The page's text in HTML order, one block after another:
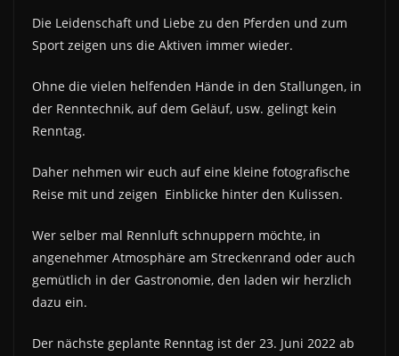
Die Leidenschaft und Liebe zu den Pferden und zum
Sport zeigen uns die Aktiven immer wieder.
Ohne die vielen helfenden Hände in den Stallungen, in
der Renntechnik, auf dem Geläuf, usw. gelingt kein
Renntag.
Daher nehmen wir euch auf eine kleine fotografische
Reise mit und zeigen Einblicke hinter den Kulissen.
Wer selber mal Rennluft schnuppern möchte, in
angenehmer Atmosphäre am Streckenrand oder auch
gemütlich in der Gastronomie, den laden wir herzlich
dazu ein.
Der nächste geplante Renntag ist der 23. Juni 2022 ab